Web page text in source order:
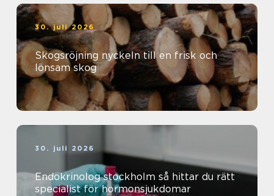
30. juli 2026
Skogsröjning nyckeln till en frisk och
lönsam skog
30. juli 2026
Endokrinolog stockholm så hittar du rätt
specialist för hormonsjukdomar